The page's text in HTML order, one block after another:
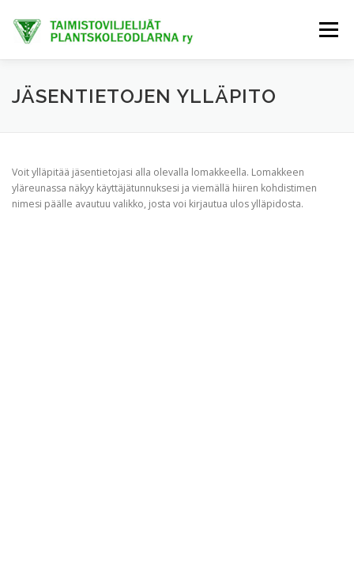
sisältöön
Valikko
ETUSIVU TIETOA MEISTÄ AJANKOHTAISTA
TRENDIKASVIT EXTRANET
JÄSENTIETOJEN YLLÄPITO
Voit ylläpitää jäsentietojasi alla olevalla lomakkeella. Lomakkeen
yläreunassa näkyy käyttäjätunnuksesi ja viemällä hiiren kohdistimen
nimesi päälle avautuu valikko, josta voi kirjautua ulos ylläpidosta.